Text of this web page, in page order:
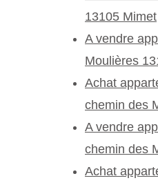
13105 Mimet
A vendre
Moulières
Achat
chemin des
A vendre
chemin des
Achat